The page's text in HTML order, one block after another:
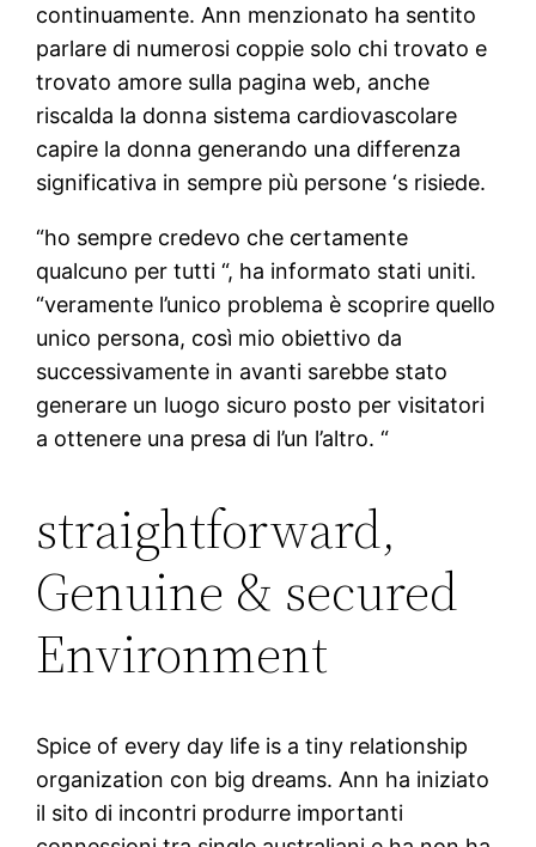
continuamente. Ann menzionato ha sentito
parlare di numerosi coppie solo chi trovato e
trovato amore sulla pagina web, anche
riscalda la donna sistema cardiovascolare
capire la donna generando una differenza
significativa in sempre più persone ‘s risiede.
“ho sempre credevo che certamente
qualcuno per tutti “, ha informato stati uniti.
“veramente l’unico problema è scoprire quello
unico persona, così mio obiettivo da
successivamente in avanti sarebbe stato
generare un luogo sicuro posto per visitatori
a ottenere una presa di l’un l’altro. “
straightforward,
Genuine & secured
Environment
Spice of every day life is a tiny relationship
organization con big dreams. Ann ha iniziato
il sito di incontri produrre importanti